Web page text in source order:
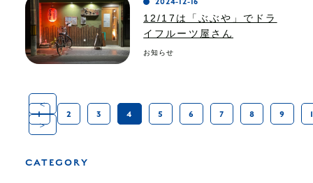
12/17は「ぶぶや」でドラ
イフルーツ屋さん
お知らせ
＜
1 2 3 4 5 6 7 8 9
＞
CATEGORY